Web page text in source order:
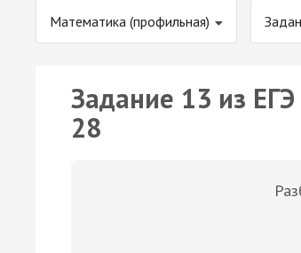
Математика (профильная)
Задание 13 из
28